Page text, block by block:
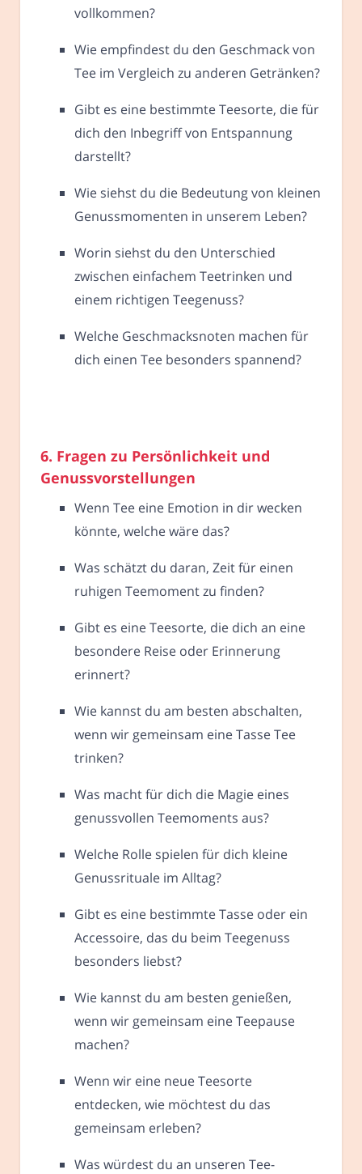
vollkommen?
Wie empfindest du den Geschmack von
Tee im Vergleich zu anderen Getränken?
Gibt es eine bestimmte Teesorte, die für
dich den Inbegriff von Entspannung
darstellt?
Wie siehst du die Bedeutung von kleinen
Genussmomenten in unserem Leben?
Worin siehst du den Unterschied
zwischen einfachem Teetrinken und
einem richtigen Teegenuss?
Welche Geschmacksnoten machen für
dich einen Tee besonders spannend?
6. Fragen zu Persönlichkeit und
Genussvorstellungen
Wenn Tee eine Emotion in dir wecken
könnte, welche wäre das?
Was schätzt du daran, Zeit für einen
ruhigen Teemoment zu finden?
Gibt es eine Teesorte, die dich an eine
besondere Reise oder Erinnerung
erinnert?
Wie kannst du am besten abschalten,
wenn wir gemeinsam eine Tasse Tee
trinken?
Was macht für dich die Magie eines
genussvollen Teemoments aus?
Welche Rolle spielen für dich kleine
Genussrituale im Alltag?
Gibt es eine bestimmte Tasse oder ein
Accessoire, das du beim Teegenuss
besonders liebst?
Wie kannst du am besten genießen,
wenn wir gemeinsam eine Teepause
machen?
Wenn wir eine neue Teesorte
entdecken, wie möchtest du das
gemeinsam erleben?
Was würdest du an unseren Tee-